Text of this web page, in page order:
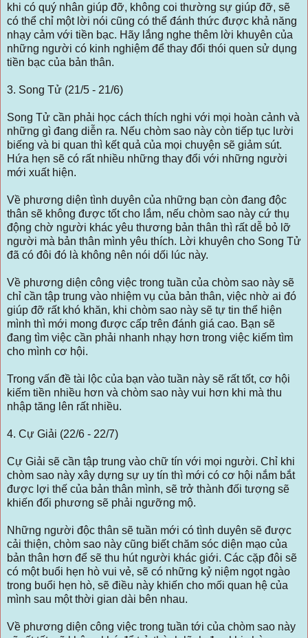
khi có quý nhân giúp đỡ, không coi thường sự giúp đỡ, sẽ
có thể chỉ một lời nói cũng có thể đánh thức được khả năng
nhạy cảm với tiền bạc. Hãy lắng nghe thêm lời khuyên của
những người có kinh nghiệm để thay đổi thói quen sử dụng
tiền bạc của bản thân.
3. Song Tử (21/5 - 21/6)
Song Tử cần phải học cách thích nghi với mọi hoàn cảnh và
những gì đang diễn ra. Nếu chòm sao này còn tiếp tục lười
biếng và bi quan thì kết quả của mọi chuyện sẽ giảm sút.
Hứa hẹn sẽ có rất nhiều những thay đổi với những người
mới xuất hiện.
Về phương diện tình duyên của những bạn còn đang độc
thân sẽ không được tốt cho lắm, nếu chòm sao này cứ thụ
động chờ người khác yêu thương bản thân thì rất dễ bỏ lỡ
người mà bản thân mình yêu thích. Lời khuyên cho Song Tử
đã có đôi đó là không nên nói dối lúc này.
Về phương diện công việc trong tuần của chòm sao này sẽ
chỉ cần tập trung vào nhiệm vụ của bản thân, việc nhờ ai đó
giúp đỡ rất khó khăn, khi chòm sao này sẽ tự tin thể hiện
mình thì mới mong được cấp trên đánh giá cao. Bạn sẽ
đang tìm việc cần phải nhanh nhạy hơn trong việc kiếm tìm
cho mình cơ hội.
Trong vấn đề tài lộc của bạn vào tuần này sẽ rất tốt, cơ hội
kiếm tiền nhiều hơn và chòm sao này vui hơn khi mà thu
nhập tăng lên rất nhiều.
4. Cự Giải (22/6 - 22/7)
Cự Giải sẽ cần tập trung vào chữ tín với mọi người. Chỉ khi
chòm sao này xây dựng sự uy tín thì mới có cơ hội nắm bắt
được lợi thế của bản thân mình, sẽ trở thành đối tượng sẽ
khiến đối phương sẽ phải ngưỡng mộ.
Những người độc thân sẽ tuần mới có tình duyên sẽ được
cải thiện, chòm sao này cũng biết chăm sóc diện mạo của
bản thân hơn để sẽ thu hút người khác giới. Các cặp đôi sẽ
có một buổi hẹn hò vui vẻ, sẽ có những kỷ niệm ngọt ngào
trong buổi hẹn hò, sẽ điều này khiến cho mối quan hệ của
mình sau một thời gian dài bên nhau.
Về phương diện công việc trong tuần tới của chòm sao này